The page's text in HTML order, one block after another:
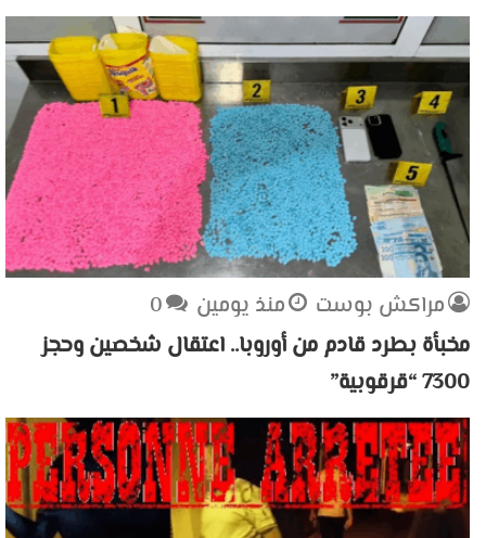
مراكش بوست منذ يومين
0
مخبأة بطرد قادم من أوروبا.. اعتقال شخصين وحجز
7300 “قرقوبية”